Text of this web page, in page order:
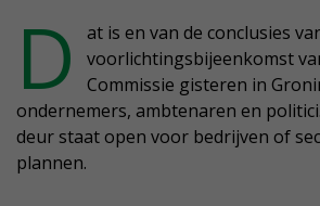
D
at is en van de conclusies
voorlichtingsbijeenkomst
Commissie gisteren in
ondernemers, ambtenaren en
deur staat open voor bedrijven of
plannen.